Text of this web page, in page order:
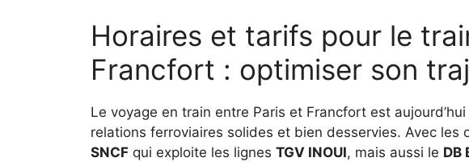
Horaires et tarifs pour le
Francfort : optimiser son
Le voyage en train entre Paris et Francfort est
relations ferroviaires solides et bien desservies. Avec les
SNCF qui exploite les lignes TGV INOUI, mais aussi le DB